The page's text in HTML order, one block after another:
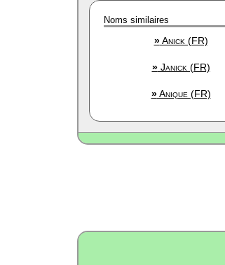
Noms similaires
»Anick (FR)
»Janick (FR)
»Anique (FR)